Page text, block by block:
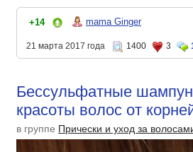
+14 mama Ginger
21 марта 2017 года 1400 3
Бессульфатные
красоты волос от
в группе Прически и уход за